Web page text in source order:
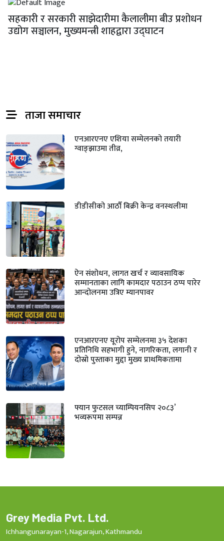
सहकारी र सरकारी साझेदारीमा कैलालीमा बीउ प्रशोधन
उद्योग सञ्चालन, मुख्यमन्त्री शाहद्वारा उद्घाटन
ताजा समाचार
एनआरएनए एशिया सम्मेलनको तयारी
ग्वाङ्झाउमा तीव्र,
डीडीसीको आठौँ बिक्री केन्द्र वनस्थलीमा
ऐन संशोधन, लागत खर्च र व्यावसायिक
सम्मानताका लागि कामदार पठाउन ठप्प पारेर
आन्दोलनमा उत्रिए म्यानपावर
एनआरएनए यूरोप सम्मेलनमा ३५ देशका
प्रतिनिधि सहभागी हुने, नागरिकता, लगानी र
दोस्रो पुस्ताका मुद्दा मुख्य प्राथमिकतामा
फ्यान फुटसल च्याम्पियनसिप २०८३’
भव्यरूपमा सम्पन्न
Grey Media Pvt. Ltd.
Ichhangunarayan-1, Nagarajun, Kathmandu